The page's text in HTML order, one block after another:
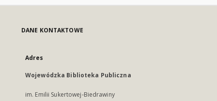
DANE KONTAKTOWE
Adres
Wojewódzka Biblioteka Publiczna
im. Emilii Sukertowej-Biedrawiny